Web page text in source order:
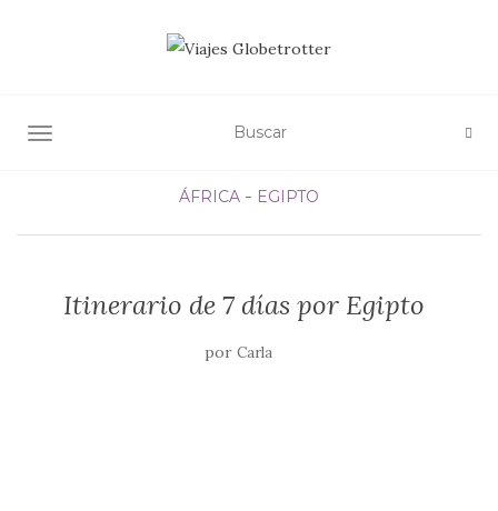
ALTERNAR NAVEGACIÓN
ÁFRICA EGIPTO
Itinerario de 7 días por Egipto
por Carla